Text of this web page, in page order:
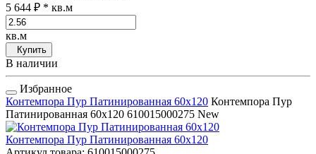
5 644 ₽ * кв.м
кв.м
Купить
В наличии
Избранное
Контемпора Пур Патинированная 60x120 Контемпора Пур
Патинированная 60x120 610015000275 New
Контемпора Пур Патинированная 60x120